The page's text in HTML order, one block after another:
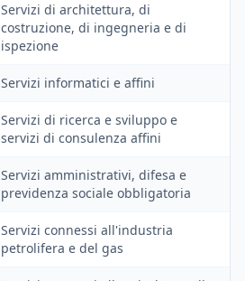
Servizi di architettura, di
costruzione, di ingegneria e di
ispezione
Servizi informatici e affini
Servizi di ricerca e sviluppo e
servizi di consulenza affini
Servizi amministrativi, difesa e
previdenza sociale obbligatoria
Servizi connessi all'industria
petrolifera e del gas